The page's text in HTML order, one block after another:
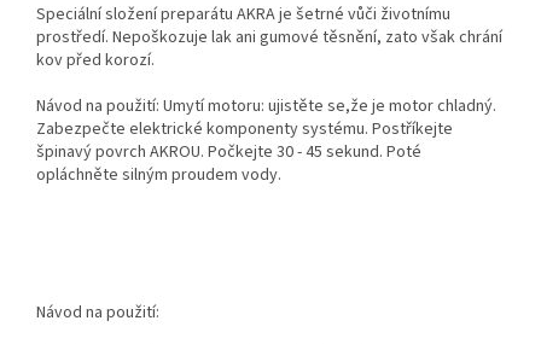
Speciální složení preparátu AKRA je šetrné vůči životnímu
prostředí. Nepoškozuje lak ani gumové těsnění, zato však chrání
kov před korozí.
Návod na použití: Umytí motoru: ujistěte se,že je motor chladný.
Zabezpečte elektrické komponenty systému. Postříkejte
špinavý povrch AKROU. Počkejte 30 - 45 sekund. Poté
opláchněte silným proudem vody.
Návod na použití: